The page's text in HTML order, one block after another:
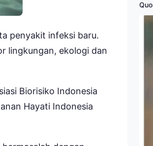
penyakit infeksi baru.
lingkungan, ekologi dan
Biorisiko Indonesia
Hayati Indonesia